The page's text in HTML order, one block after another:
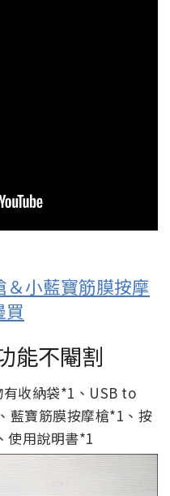
＆小藍寶筋膜按摩
買
能不閹割
收納袋*1、USB to
藍寶筋膜按摩槍*1、按
使用說明書*1